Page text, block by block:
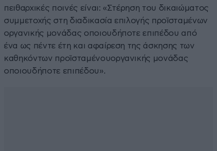
πειθαρχικές ποινές είναι: «Στέρηση του δικαιώματος
συμμετοχής στη διαδικασία επιλογής προϊσταμένων
οργανικής μονάδας οποιουδήποτε επιπέδου από
ένα ως πέντε έτη και αφαίρεση της άσκησης των
καθηκόντων προϊσταμένουοργανικής μονάδας
οποιουδήποτε επιπέδου».